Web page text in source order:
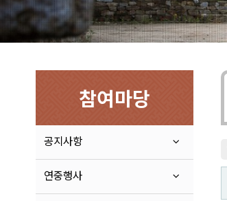
참여마당
공지사항
연중행사